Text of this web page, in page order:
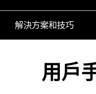
解決方案和技巧
用戶